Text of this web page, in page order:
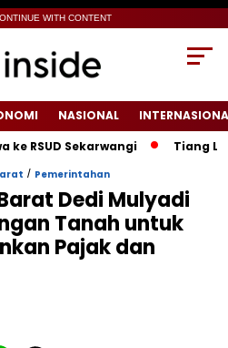
WITH CONTENT
NASIONAL
Sekarwangi‎
Tiang Listrik
/ Pemerintahan
Dedi Mulyadi
Tanah untuk
Pajak dan